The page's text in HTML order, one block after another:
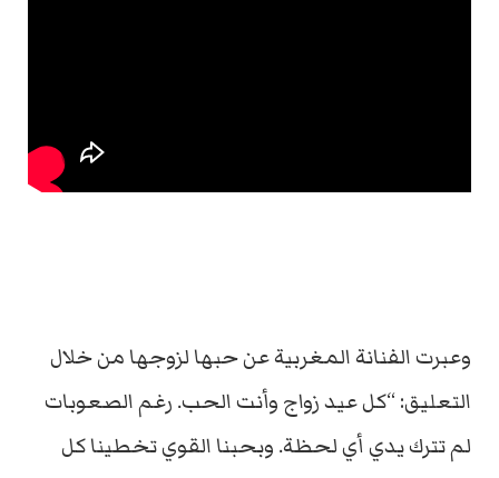
وعبرت الفنانة المغربية عن حبها لزوجها من خلال
التعليق: “كل عيد زواج وأنت الحب. رغم الصعوبات
لم تترك يدي أي لحظة. وبحبنا القوي تخطينا كل